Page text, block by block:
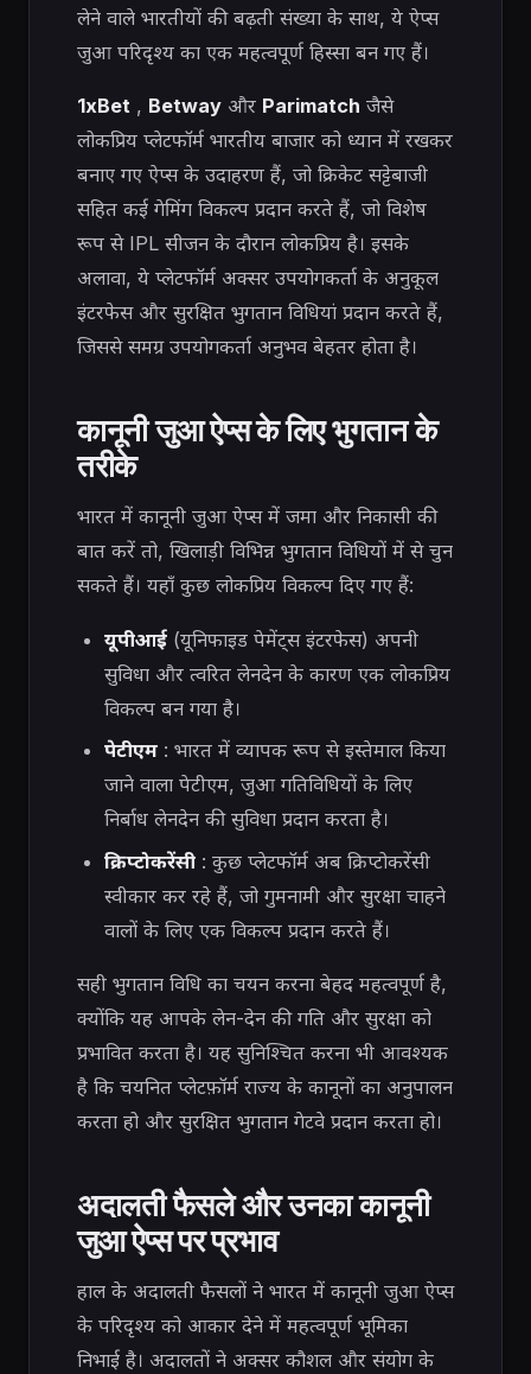
लेने वाले भारतीयों की बढ़ती संख्या के साथ, ये ऐप्स
जुआ परिदृश्य का एक महत्वपूर्ण हिस्सा बन गए हैं।
1xBet , Betway और Parimatch जैसे
लोकप्रिय प्लेटफॉर्म भारतीय बाजार को ध्यान में रखकर
बनाए गए ऐप्स के उदाहरण हैं, जो क्रिकेट सट्टेबाजी
सहित कई गेमिंग विकल्प प्रदान करते हैं, जो विशेष
रूप से IPL सीजन के दौरान लोकप्रिय है। इसके
अलावा, ये प्लेटफॉर्म अक्सर उपयोगकर्ता के अनुकूल
इंटरफेस और सुरक्षित भुगतान विधियां प्रदान करते हैं,
जिससे समग्र उपयोगकर्ता अनुभव बेहतर होता है।
कानूनी जुआ ऐप्स के लिए भुगतान के
तरीके
भारत में कानूनी जुआ ऐप्स में जमा और निकासी की
बात करें तो, खिलाड़ी विभिन्न भुगतान विधियों में से चुन
सकते हैं। यहाँ कुछ लोकप्रिय विकल्प दिए गए हैं:
यूपीआई(यूनिफाइड पेमेंट्स इंटरफेस) अपनी
सुविधा और त्वरित लेनदेन के कारण एक लोकप्रिय
विकल्प बन गया है।
पेटीएम: भारत में व्यापक रूप से इस्तेमाल किया
जाने वाला पेटीएम, जुआ गतिविधियों के लिए
निर्बाध लेनदेन की सुविधा प्रदान करता है।
क्रिप्टोकरेंसी: कुछ प्लेटफॉर्म अब क्रिप्टोकरेंसी
स्वीकार कर रहे हैं, जो गुमनामी और सुरक्षा चाहने
वालों के लिए एक विकल्प प्रदान करते हैं।
सही भुगतान विधि का चयन करना बेहद महत्वपूर्ण है,
क्योंकि यह आपके लेन-देन की गति और सुरक्षा को
प्रभावित करता है। यह सुनिश्चित करना भी आवश्यक
है कि चयनित प्लेटफ़ॉर्म राज्य के कानूनों का अनुपालन
करता हो और सुरक्षित भुगतान गेटवे प्रदान करता हो।
अदालती फैसले और उनका कानूनी
जुआ ऐप्स पर प्रभाव
हाल के अदालती फैसलों ने भारत में कानूनी जुआ ऐप्स
के परिदृश्य को आकार देने में महत्वपूर्ण भूमिका
निभाई है। अदालतों ने अक्सर कौशल और संयोग के